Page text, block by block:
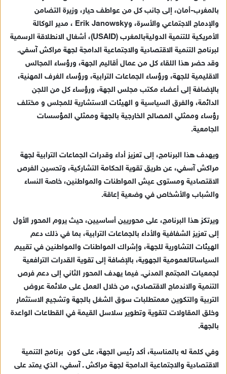
ا
إ
ل
ك
ت
و
بالمغرب-أمان، إلى جانب كل من عواطف حيار، وزيرة التضامن
والدماج الاجتماعي والأسرة، و Erik Janowsky ، مدير الوكالة
الأمريكية للتنمية الدوليةبالمغرب (USAID) ، أشغال الانطلاقة الرسمية
لبرنامج التنمية الاقتصادية والاجتماعية الدامجة لجهة مراكش آسفي.
وقد حضر هذا اللقاء كل من عمال أقاليم الجهة، ورؤساء المجالس
الاقليمية للجهة، ورؤساء الجماعات الترابية، ورؤساء الغرف المهنية،
بالإضافة إلى أعضاء مكتب مجلس الجهة، ورؤساء كل من اللجن
الدائمة، والفرق السياسية و الهيئات الاستشارية للمجلس و مختلف
رؤساء وممثلي المصالح الخارجية بالجهة وممثلي المؤسسات
الجامعية.
ويهدف هذا البرنامج، إلى تعزيز أداء وقدرات الجماعات الترابية لجهة
مراكش آسفي، عن طريق تقوية الحكامة التشاركية، وتحسين الفرص
الاقتصادية ومستوى عيش المواطنات والمواطنين، خاصة النساء
والشباب والشخاص في وضعية إعاقة.
ويرتكز هذا البرنامج، على محوريين أساسيين، حيث يروم المحور الأول
إلى تعزيز الشفافية والأداء بالجماعات الترابية، بما في ذلك دعم
الهيئات التشاورية للجهة، وإشراك المواطنات والمواطنين في تقييم
السياساتالعمومية الجهوية، بالإضافة إلى تقوية القدرات الترافعية
لجمعيات المجتمع المدني. فيما يهدف المحور الثاني إلى دعم فرص
التنمية والاندماج الاقتصادي، من خلال العمل على ملائمة عروض
التربية والتكوين معمتطلبات سوق الشغل بالجهة وتشجيع الاستثمار
وخلق المقاولات لتقوية وتطوير سلاسل القيمة في القطاعات الواعدة
بالجهة.
وفي كلمة له بالمناسبة، أكد رئيس الجهة، على كون برنامج التنمية
الاقتصادية والاجتماعية الدامجة لجهة مراكش ـ آسفي، الذي يمتد على